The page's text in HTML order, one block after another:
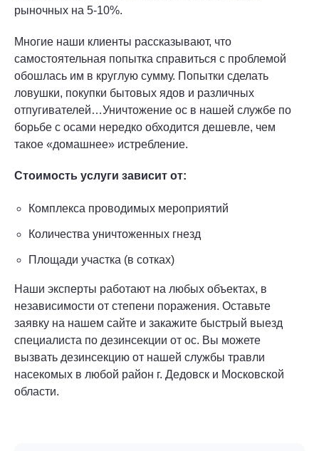
рыночных на 5-10%.
Многие наши клиенты рассказывают, что
самостоятельная попытка справиться с проблемой
обошлась им в круглую сумму. Попытки сделать
ловушки, покупки бытовых ядов и различных
отпугивателей…Уничтожение ос в нашей службе по
борьбе с осами нередко обходится дешевле, чем
такое «домашнее» истребление.
Стоимость услуги зависит от:
Комплекса проводимых мероприятий
Количества уничтоженных гнезд
Площади участка (в сотках)
Наши эксперты работают на любых объектах, в
независимости от степени поражения. Оставьте
заявку на нашем сайте и закажите быстрый выезд
специалиста по дезинсекции от ос. Вы можете
вызвать дезинсекцию от нашей службы травли
насекомых в любой район г. Дедовск и Московской
области.